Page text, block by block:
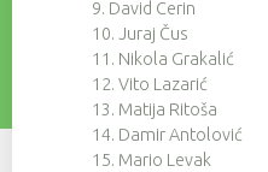
9. David Cerin
10. Juraj Čus
11. Nikola Grakalić
12. Vito Lazarić
13. Matija Ritoša
14. Damir Antolović
15. Mario Levak